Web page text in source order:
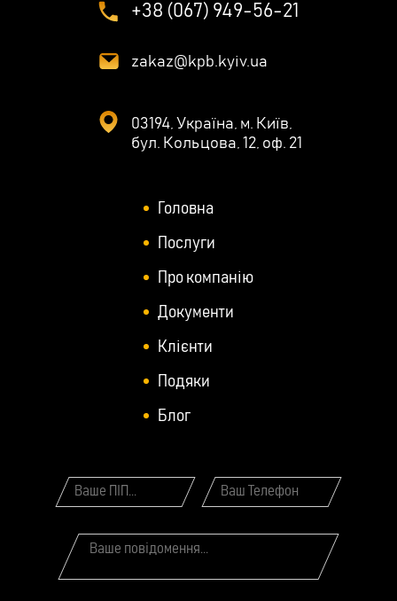
+38 (067) 949-56-21
zakaz@kpb.kyiv.ua
03194, Україна, м. Київ,
бул. Кольцова, 12, оф. 21
Головна
Послуги
Про компанію
Документи
Клієнти
Подяки
Блог